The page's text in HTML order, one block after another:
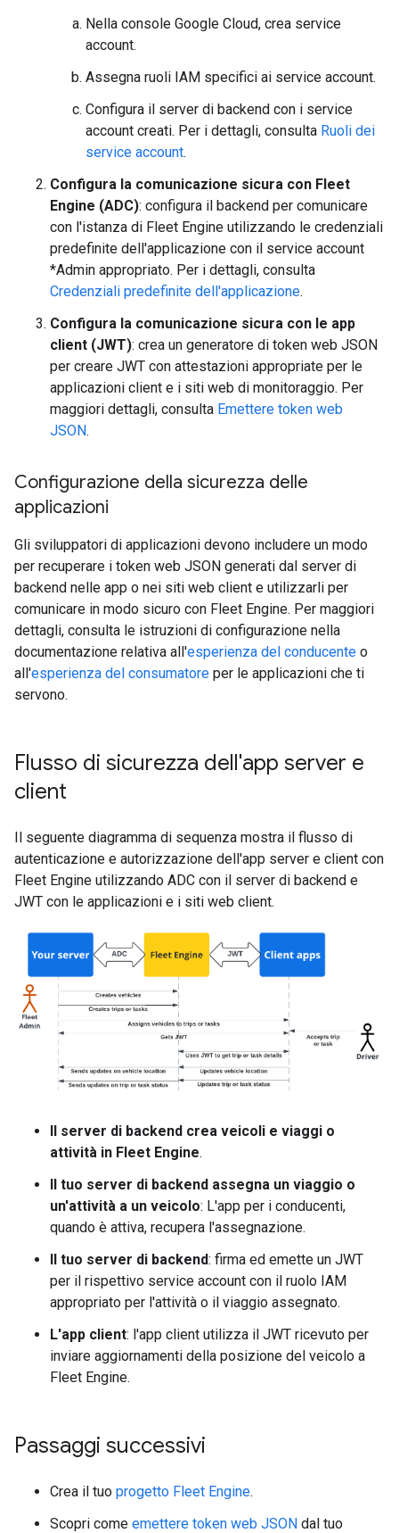
Nella console Google Cloud, crea service
account.
Assegna ruoli IAM specifici ai service account.
Configura il server di backend con i service
account creati. Per i dettagli, consulta Ruoli dei
service account.
Configura la comunicazione sicura con Fleet
Engine (ADC): configura il backend per comunicare
con l'istanza di Fleet Engine utilizzando le credenziali
predefinite dell'applicazione con il service account
*Admin appropriato. Per i dettagli, consulta
Credenziali predefinite dell'applicazione.
Configura la comunicazione sicura con le app
client (JWT): crea un generatore di token web JSON
per creare JWT con attestazioni appropriate per le
applicazioni client e i siti web di monitoraggio. Per
maggiori dettagli, consulta Emettere token web
JSON.
Configurazione della sicurezza delle
applicazioni
Gli sviluppatori di applicazioni devono includere un modo
per recuperare i token web JSON generati dal server di
backend nelle app o nei siti web client e utilizzarli per
comunicare in modo sicuro con Fleet Engine. Per maggiori
dettagli, consulta le istruzioni di configurazione nella
documentazione relativa all'esperienza del conducente o
all'esperienza del consumatore per le applicazioni che ti
servono.
Flusso di sicurezza dell'app server e
client
Il seguente diagramma di sequenza mostra il flusso di
autenticazione e autorizzazione dell'app server e client con
Fleet Engine utilizzando ADC con il server di backend e
JWT con le applicazioni e i siti web client.
Il server di backend crea veicoli e viaggi o
attività in Fleet Engine.
Il tuo server di backend assegna un viaggio o
un'attività a un veicolo: L'app per i conducenti,
quando è attiva, recupera l'assegnazione.
Il tuo server di backend: firma ed emette un JWT
per il rispettivo service account con il ruolo IAM
appropriato per l'attività o il viaggio assegnato.
L'app client: l'app client utilizza il JWT ricevuto per
inviare aggiornamenti della posizione del veicolo a
Fleet Engine.
Passaggi successivi
Crea il tuo progetto Fleet Engine.
Scopri come emettere token web JSON dal tuo